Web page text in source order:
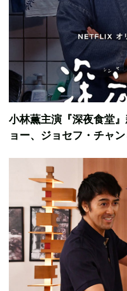
小林薫主演『深夜食堂
ョー、ジョセフ・チャン